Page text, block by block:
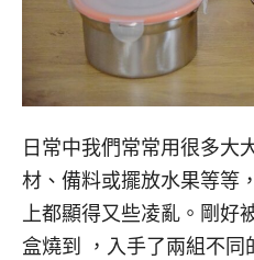
日常中我們常常用很多大
材、備料或擺放水果等等
上都顯得又些凌亂。剛好
盒燒到 ，入手了兩組不同